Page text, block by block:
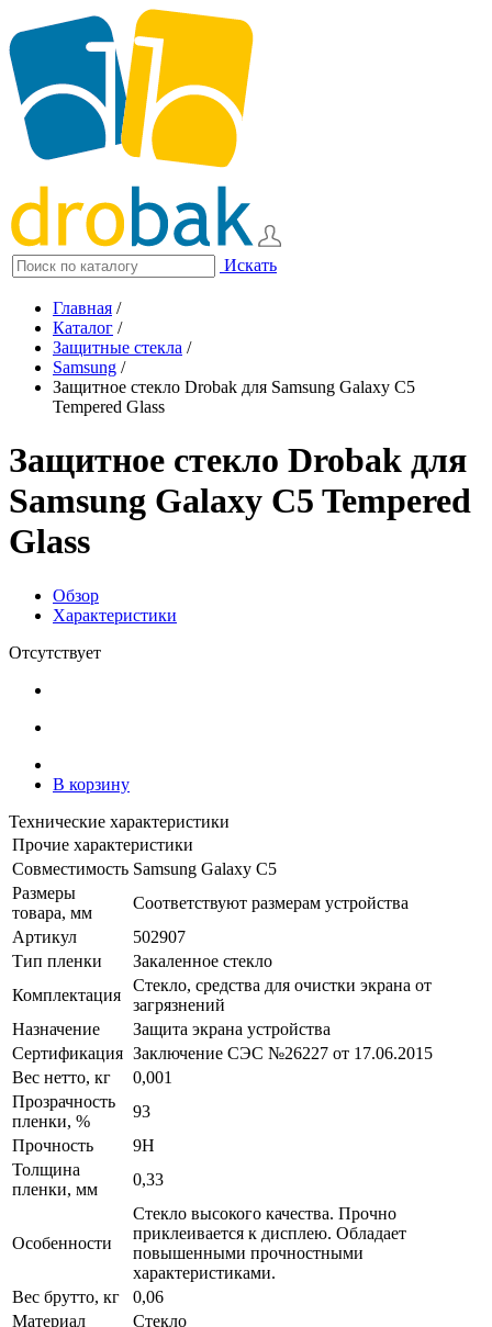
Искать
Главная /
Каталог /
Защитные стекла /
Samsung /
Защитное стекло Drobak для Samsung Galaxy C5
Tempered Glass
Защитное стекло Drobak для
Samsung Galaxy C5 Tempered
Glass
Обзор
Характеристики
Отсутствует
В корзину
Технические характеристики
Прочие характеристики
Совместимость Samsung Galaxy C5
Размеры
товара, мм
Соответствуют размерам устройства
Артикул
502907
Тип пленки
Закаленное стекло
Комплектация
Стекло, средства для очистки экрана от
загрязнений
Назначение
Защита экрана устройства
Сертификация Заключение СЭС №26227 от 17.06.2015
Вес нетто, кг
0,001
Прозрачность
пленки, %
93
Прочность
9H
Толщина
пленки, мм
0,33
Особенности
Стекло высокого качества. Прочно
приклеивается к дисплею. Обладает
повышенными прочностными
характеристиками.
Вес брутто, кг
0,06
Материал
Стекло